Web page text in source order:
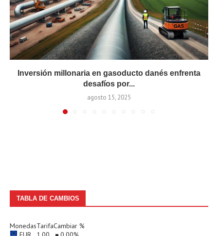
Inversión millonaria en gasoducto danés enfrenta
desafíos por...
agosto 15, 2025
TABLA DE CAMBIOS
MonedasTarifaCambiar %